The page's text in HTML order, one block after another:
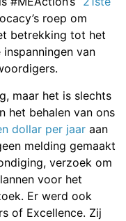
roep om
betrekking tot het
van
maar het is slechts
het behalen van ons
dollar per jaar aan
melding gemaakt
verzoek om
voor het
Er werd ook
of Excellence. Zij